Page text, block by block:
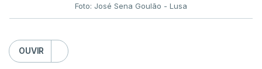
Foto: José Sena Goulão - Lusa
OUVIR